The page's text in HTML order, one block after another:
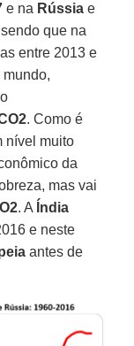
e na Rússia e
sendo que na
entre 2013 e
. Como é
nível muito
da
mas vai
. A Índia
e neste
antes de